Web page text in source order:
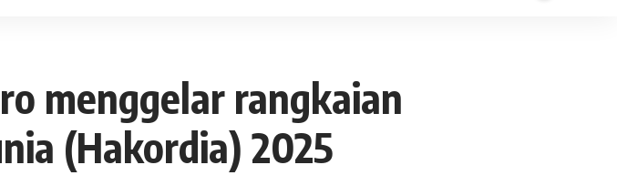
menggelar rangkaian
(Hakordia) 2025